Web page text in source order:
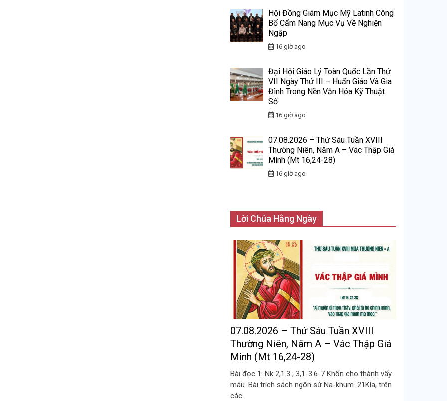
Hội Đồng Giám Mục Mỹ Latinh Công
Bố Cẩm Nang Mục Vụ Về Nghiện
Ngập
16 giờ ago
Đại Hội Giáo Lý Toàn Quốc Lần Thứ
VII Ngày Thứ III – Huấn Giáo Và Gia
Đình Trong Nền Văn Hóa Kỹ Thuật
Số
16 giờ ago
07.08.2026 – Thứ Sáu Tuần XVIII
Thường Niên, Năm A – Vác Thập Giá
Mình (Mt 16,24-28)
16 giờ ago
Lời Chúa Hằng Ngày
07.08.2026 – Thứ Sáu Tuần XVIII
Thường Niên, Năm A – Vác Thập Giá
Mình (Mt 16,24-28)
Bài đọc 1: Nk 2,1.3 ; 3,1-3.6-7 Khốn cho thành vấy
máu. Bài trích sách ngôn sứ Na-khum. 21Kìa, trên
các...